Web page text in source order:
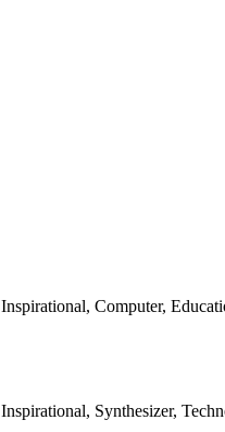
Inspirational, Computer,
Inspirational, Synthesizer,